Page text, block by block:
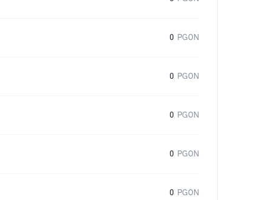
0 PGON
0 PGON
0 PGON
0 PGON
0 PGON